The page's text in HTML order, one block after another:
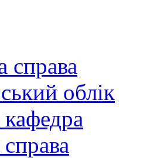
справа
облік
кафедра